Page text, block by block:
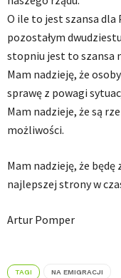
O ile to jest szansa dla
pozostałym
stopniu jest to szansa
Mam nadzieję, że
sprawę z powagi
Mam nadzieje, że są
możliwości.
Mam nadzieję, że
najlepszej strony w
Artur Pomper
TAGI NA EMIGRACJI